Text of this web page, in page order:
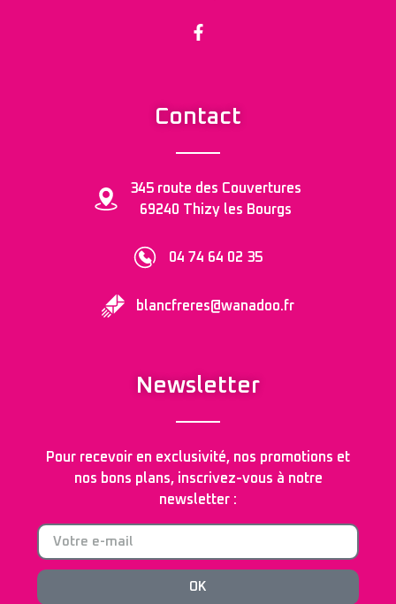
Contact
345 route des Couvertures
69240 Thizy les Bourgs
04 74 64 02 35
blancfreres@wanadoo.fr
Newsletter
Pour recevoir en exclusivité, nos promotions et
nos bons plans, inscrivez-vous à notre
newsletter :
OK